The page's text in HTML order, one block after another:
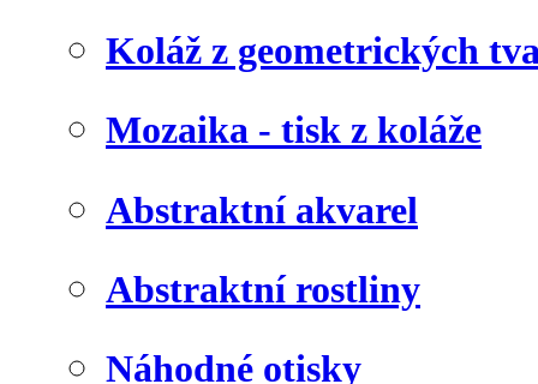
Koláž z geometrických
Mozaika - tisk z koláže
Abstraktní akvarel
Abstraktní rostliny
Náhodné otisky